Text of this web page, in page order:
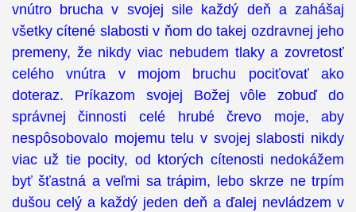
vnútro brucha v svojej sile každý deň a zahášaj
všetky cítené slabosti v ňom do takej ozdravnej jeho
premeny, že nikdy viac nebudem tlaky a zovretosť
celého vnútra v mojom bruchu pociťovať ako
doteraz. Príkazom svojej Božej vôle zobuď do
správnej činnosti celé hrubé črevo moje, aby
nespôsobovalo mojemu telu v svojej slabosti nikdy
viac už tie pocity, od ktorých cítenosti nedokážem
byť šťastná a veľmi sa trápim, lebo skrze ne trpím
dušou celý a každý jeden deň a ďalej nevládzem v